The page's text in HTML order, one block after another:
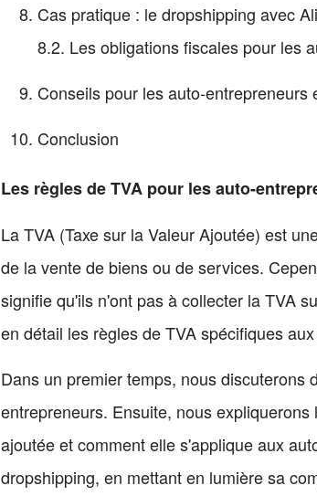
Cas pratique : le dropshipping avec
8.2. Les obligations fiscales pour les
Conseils pour les auto-entrepreneurs
Conclusion
Les règles de TVA pour les auto-
La TVA (Taxe sur la Valeur Ajoutée) est
de la vente de biens ou de services.
signifie qu'ils n'ont pas à collecter la TVA
en détail les règles de TVA spécifiques
Dans un premier temps, nous discuterons
entrepreneurs. Ensuite, nous
ajoutée et comment elle s'applique aux
dropshipping, en mettant en lumière sa